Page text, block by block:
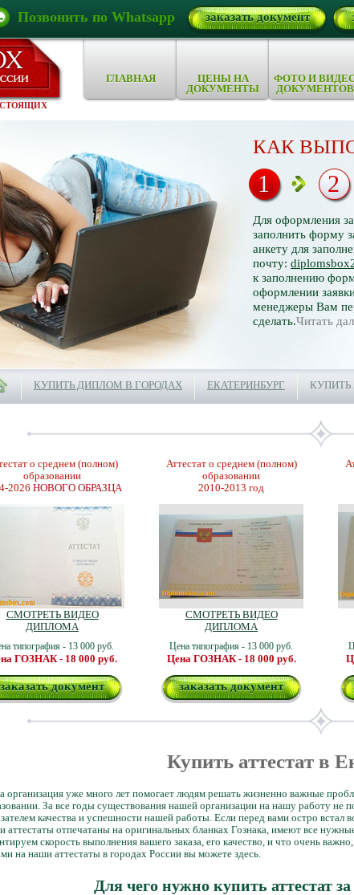
Позвонить по Whatsapp заказать документ
ГЛАВНАЯ
ЦЕНЫ НА
ДОКУМЕНТЫ
ФОТО И
ДОКУМЕНТОВ
КАК
Для оформления
заполнить форму
анкету для
почту:
к заполнению
оформлении
менеджеры Вам
сделать.Читать
1 2
КУПИТЬ ДИПЛОМ В ГОРОДАХ ЕКАТЕРИНБУРГ КУПИТЬ
о среднем (полном)
образовании
2026 НОВОГО ОБРАЗЦА
СМОТРЕТЬ ВИДЕО
ДИПЛОМА
типография - 13 000 руб.
ГОЗНАК - 18 000 руб.
заказать документ
Аттестат о среднем (полном)
образовании
2010-2013 год
СМОТРЕТЬ ВИДЕО
ДИПЛОМА
Цена типография - 13 000 руб.
Цена ГОЗНАК - 18 000 руб.
заказать документ
Купить аттестат в
организация уже много лет помогает людям решать жизненно важные
За все годы существования нашей организации на нашу работу не
качества и успешности нашей работы. Если перед вами остро встал
аттестаты отпечатаны на оригинальных бланках Гознака, имеют все
скорость выполнения вашего заказа, его качество, и что очень
на наши аттестаты в городах России вы можете здесь.
Для чего нужно купить аттестат